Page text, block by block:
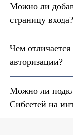
Можно ли
страницу входа?
Чем
авторизации?
Можно ли
Сибсетей на